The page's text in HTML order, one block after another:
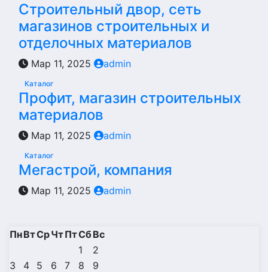
Строительный двор, сеть
магазинов строительных и
отделочных материалов
Мар 11, 2025 admin
Каталог
Профит, магазин строительных
материалов
Мар 11, 2025 admin
Каталог
Мегастрой, компания
Мар 11, 2025 admin
ПнВтСрЧтПтСбВс
1
2
3
4 5 6 7 8
9